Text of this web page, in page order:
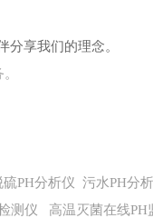
享我们的理念。
PH分析仪污水PH分
测仪
高温灭菌在线PH